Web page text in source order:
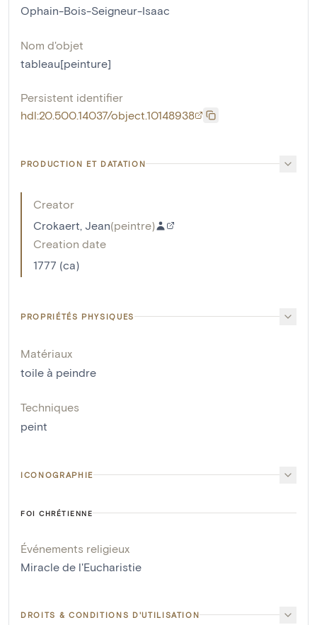
Ophain-Bois-Seigneur-Isaac
Nom d'objet
tableau[peinture]
Persistent identifier
hdl:20.500.14037/object.10148938
PRODUCTION ET DATATION
Creator
Crokaert, Jean(peintre)
Creation date
1777 (ca)
PROPRIÉTÉS PHYSIQUES
Matériaux
toile à peindre
Techniques
peint
ICONOGRAPHIE
FOI CHRÉTIENNE
Événements religieux
Miracle de l'Eucharistie
DROITS & CONDITIONS D'UTILISATION